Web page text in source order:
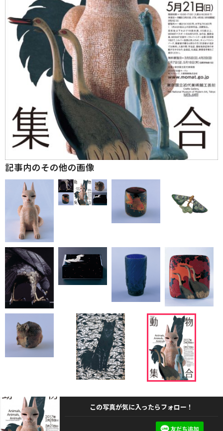
記事内のその他の画像
この写真が気に入ったらフォロー！